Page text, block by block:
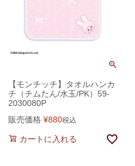
【モンチッチ】タオルハンカ
チ（チムたん/水玉/PK）59-
2030080P
販売価格 ¥880税込
カートに入れる